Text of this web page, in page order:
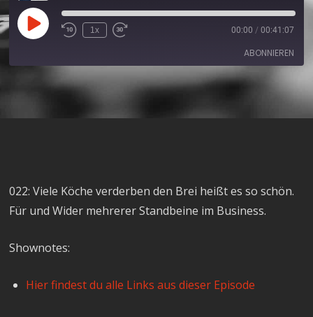
1x 00:00 / 00:41:07
ABONNIEREN
RSS FEED
022: Viele Köche verderben den Brei heißt es so schön.
Für und Wider mehrerer Standbeine im Business.
Shownotes:
Hier findest du alle Links aus dieser Episode